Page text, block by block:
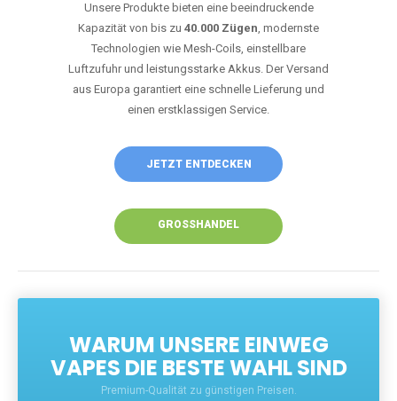
Unsere Produkte bieten eine beeindruckende
Kapazität von bis zu 40.000 Zügen, modernste
Technologien wie Mesh-Coils, einstellbare
Luftzufuhr und leistungsstarke Akkus. Der Versand
aus Europa garantiert eine schnelle Lieferung und
einen erstklassigen Service.
JETZT ENTDECKEN
GROSSHANDEL
WARUM UNSERE EINWEG
VAPES DIE BESTE WAHL SIND
Premium-Qualität zu günstigen Preisen.